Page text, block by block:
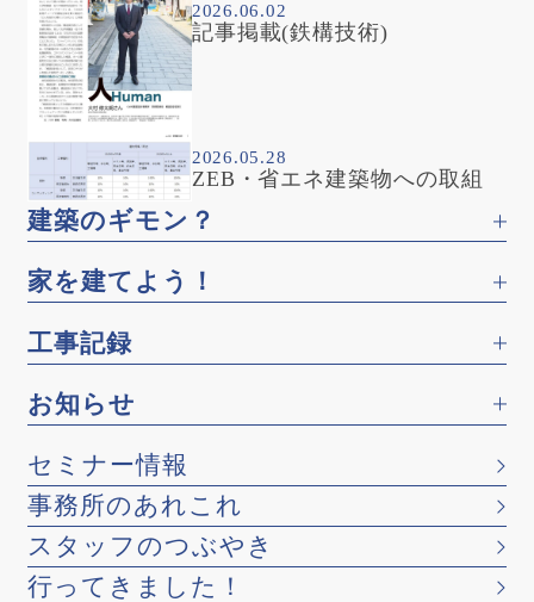
2026.06.02
記事掲載(鉄構技術)
2026.05.28
ZEB・省エネ建築物への取組
建築のギモン？
家を建てよう！
工事記録
お知らせ
セミナー情報
事務所のあれこれ
スタッフのつぶやき
行ってきました！